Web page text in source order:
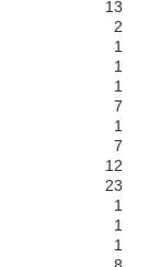
13
2
1
1
1
7
1
7
12
23
1
1
1